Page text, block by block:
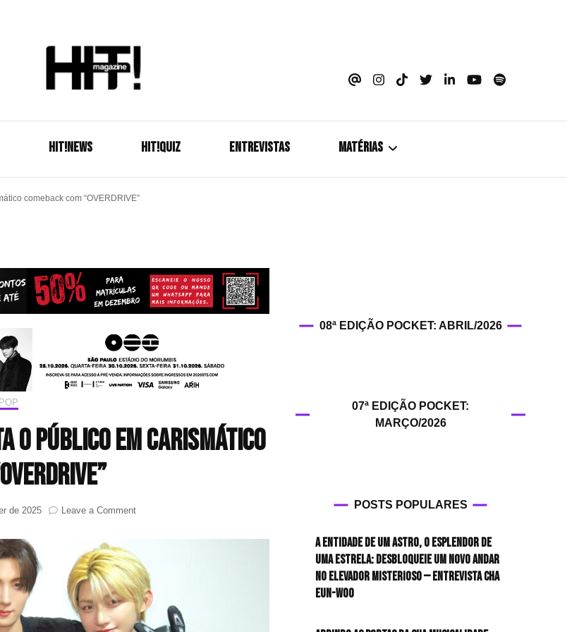
HIT!NEWS HIT!Quiz ENTREVISTAS MATÉRIAS
HIT!Games
HIT!Diary
HIT!Lyrics
comeback com “OVERDRIVE”
o público em carismático
de 2025 Leave a Commenton
e
conquista
o
público
em
08ª EDIÇÃO POCKET: ABRIL/2026
07ª EDIÇÃO POCKET:
MARÇO/2026
POSTS POPULARES
A entidade de um astro, o esplendor de
uma estrela: desbloqueie um novo andar
no elevador misterioso — Entrevista CHA
EUN-WOO